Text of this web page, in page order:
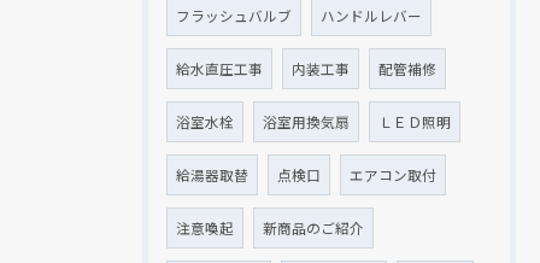
フラッシュバルブ ハンドルレバー
給水直圧工事 内装工事 配管補修
浴室水栓 浴室用換気扇 ＬＥＤ照明
給湯器取替 点検口 エアコン取付
注意喚起 新商品のご紹介